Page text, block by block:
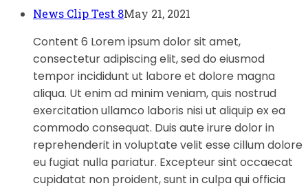
News Clip Test 8May 21, 2021
Content 6 Lorem ipsum dolor sit amet,
consectetur adipiscing elit, sed do eiusmod
tempor incididunt ut labore et dolore magna
aliqua. Ut enim ad minim veniam, quis nostrud
exercitation ullamco laboris nisi ut aliquip ex ea
commodo consequat. Duis aute irure dolor in
reprehenderit in voluptate velit esse cillum dolore
eu fugiat nulla pariatur. Excepteur sint occaecat
cupidatat non proident, sunt in culpa qui officia